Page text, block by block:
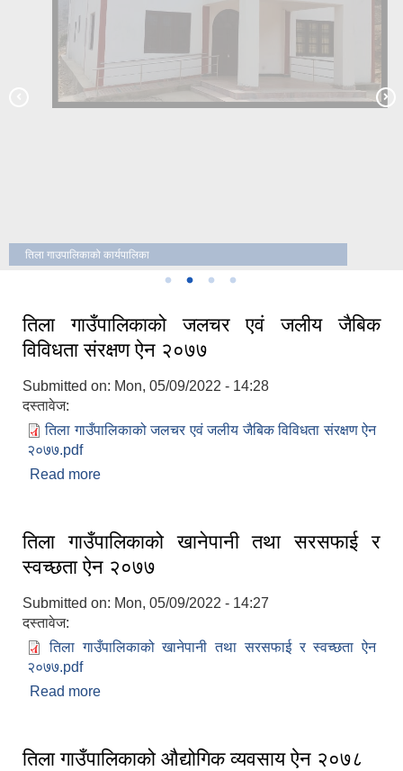
तिला गाउपालिकाको कार्यपालिका
तिला गाउँपालिकाको कार्यालय
तिला गाउँपालिकाको जलचर एवं जलीय जैबिक
विविधता संरक्षण ऐन २०७७
Submitted on: Mon, 05/09/2022 - 14:28
दस्तावेज:
तिला गाउँपालिकाको जलचर एवं जलीय जैबिक विविधता संरक्षण ऐन
२०७७.pdf
Read more
तिला गाउँपालिकाको खानेपानी तथा सरसफाई र
स्वच्छता ऐन २०७७
Submitted on: Mon, 05/09/2022 - 14:27
दस्तावेज:
तिला गाउँपालिकाको खानेपानी तथा सरसफाई र स्वच्छता ऐन
२०७७.pdf
Read more
तिला गाउँपालिकाको औद्योगिक व्यवसाय ऐन २०७८